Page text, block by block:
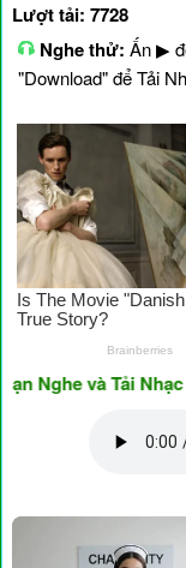
Lượt tải: 7728
Nghe thử: Ấn ▶
"Download" để Tải
và Tải Nhạc